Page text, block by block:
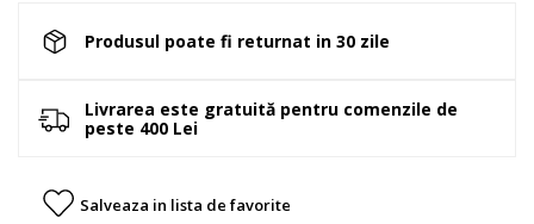
Produsul poate fi returnat in 30 zile
Livrarea este gratuită pentru comenzile de
peste 400 Lei
Salveaza in lista de favorite